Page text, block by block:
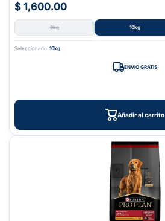
$ 1,600.00
3kg 10kg
Seleccionado: 10kg
ENVÍO GRATIS
Añadir al carrito